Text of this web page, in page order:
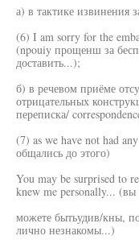
а) в тактике извинения
(6) I am sorry for the
(npouiy прощенш за
доставить...);
б) в речевом приёме
отрицательных
переписка/
(7) as we have not had
общались до этого)
You may be surprised to
knew me personally... (вы
можете бытьудив/кны,
лично незнакомы...)